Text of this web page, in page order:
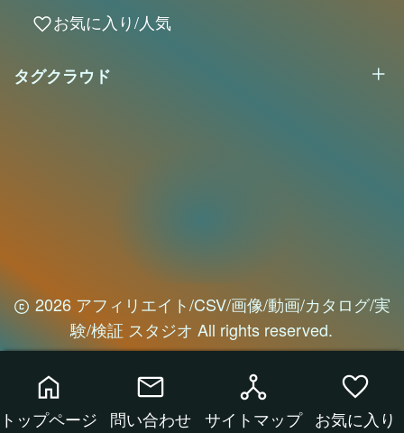
home
トップページ
mail
問い合わせ
network_node
サイトマップ
favorite
お気に入り
favoriteお気に入り/人気
タグクラウド
2026 アフィリエイト/CSV/画像/動画/カタログ/実
験/検証 スタジオ All rights reserved.